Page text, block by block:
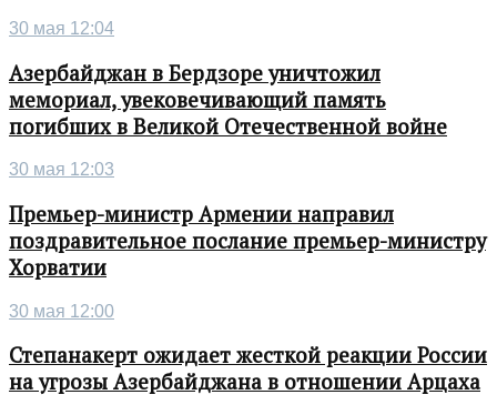
30 мая 12:04
Азербайджан в Бердзоре уничтожил
мемориал, увековечивающий память
погибших в Великой Отечественной войне
30 мая 12:03
Премьер-министр Армении направил
поздравительное послание премьер-министру
Хорватии
30 мая 12:00
Степанакерт ожидает жесткой реакции России
на угрозы Азербайджана в отношении Арцаха